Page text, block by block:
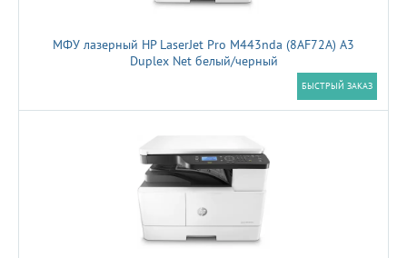
МФУ лазерный HP LaserJet Pro M443nda (8AF72A) A3
Duplex Net белый/черный
БЫСТРЫЙ ЗАКАЗ